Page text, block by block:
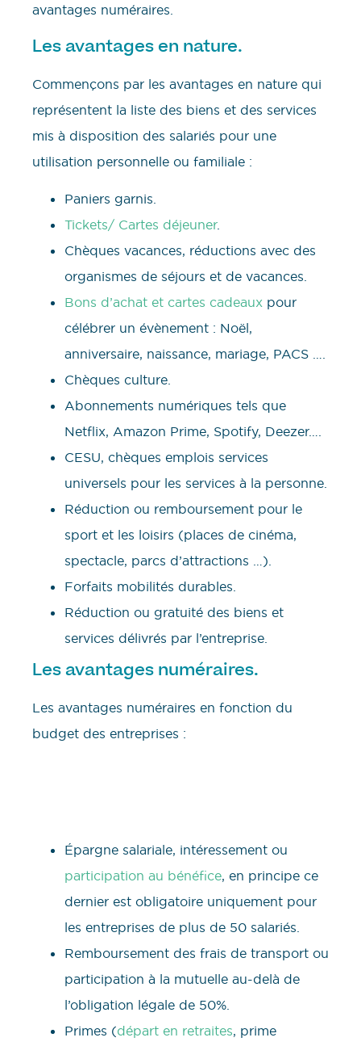
avantages numéraires.
Les avantages en nature.
Commençons par les avantages en nature qui
représentent la liste des biens et des services
mis à disposition des salariés pour une
utilisation personnelle ou familiale :
Paniers garnis.
Tickets/ Cartes déjeuner.
Chèques vacances, réductions avec des
organismes de séjours et de vacances.
Bons d’achat et cartes cadeaux pour
célébrer un évènement : Noël,
anniversaire, naissance, mariage, PACS ….
Chèques culture.
Abonnements numériques tels que
Netflix, Amazon Prime, Spotify, Deezer….
CESU, chèques emplois services
universels pour les services à la personne.
Réduction ou remboursement pour le
sport et les loisirs (places de cinéma,
spectacle, parcs d’attractions …).
Forfaits mobilités durables.
Réduction ou gratuité des biens et
services délivrés par l’entreprise.
Les avantages numéraires.
Les avantages numéraires en fonction du
budget des entreprises :
Épargne salariale, intéressement ou
participation au bénéfice, en principe ce
dernier est obligatoire uniquement pour
les entreprises de plus de 50 salariés.
Remboursement des frais de transport ou
participation à la mutuelle au-delà de
l’obligation légale de 50%.
Primes (départ en retraites, prime